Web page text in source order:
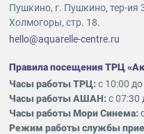
Пушкино, г. Пушкино, тер-ия
Холмогоры, стр. 18.
hello@aquarelle-centre.ru
Правила посещения ТРЦ
Часы работы ТРЦ:с 10:00
Часы работы АШАН:с 07:30
Часы работы Мори Синема:
Режим работы службы